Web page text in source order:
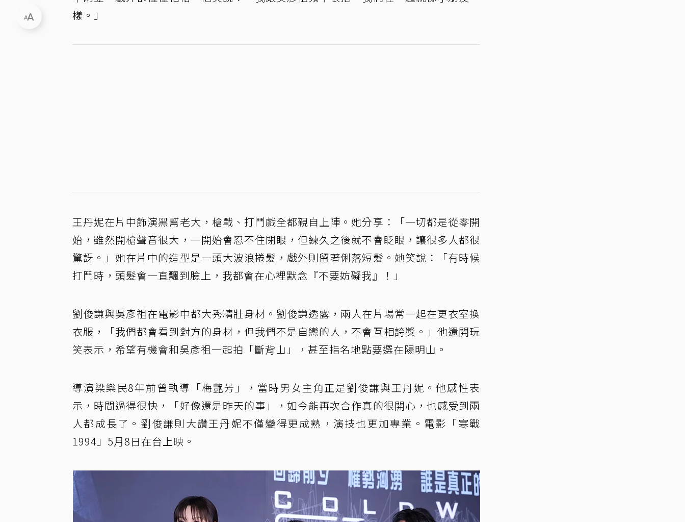
樣。」
王丹妮在片中飾演黑幫老大，槍戰、打鬥戲全都親自上陣。她分享：「一切都是從零開
始，雖然開槍聲音很大，一開始會忍不住閉眼，但練久之後就不會眨眼，讓很多人都很
驚訝。」她在片中的造型是一頭大波浪捲髮，戲外則留著俐落短髮。她笑說：「有時候
打鬥時，頭髮會一直飄到臉上，我都會在心裡默念『不要妨礙我』！」
劉俊謙與吳彥祖在電影中都大秀精壯身材。劉俊謙透露，兩人在片場常一起在更衣室換
衣服，「我們都會看到對方的身材，但我們不是自戀的人，不會互相誇獎。」他還開玩
笑表示，希望有機會和吳彥祖一起拍「斷背山」，甚至指名地點要選在陽明山。
導演梁樂民8年前曾執導「梅艷芳」，當時男女主角正是劉俊謙與王丹妮。他感性表
示，時間過得很快，「好像還是昨天的事」，如今能再次合作真的很開心，也感受到兩
人都成長了。劉俊謙則大讚王丹妮不僅變得更成熟，演技也更加專業。電影「寒戰
1994」5月8日在台上映。